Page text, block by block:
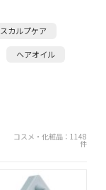
スカルプケア
ヘアオイル
コスメ・化粧品：1148
件